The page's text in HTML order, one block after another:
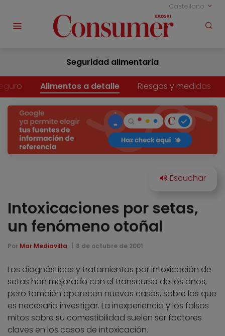
Castellano
Seguridad alimentaria
Alimentos a detalle Riesgos y medidas
Intoxicaciones por setas,
un fenómeno otoñal
Por Mar Mediavilla 8 de octubre de 2001
Los diagnósticos y tratamientos por intoxicación de
setas han mejorado con el transcurso de los años,
pero también aparecen nuevos casos, sobre los que
es necesario investigar. La inexperiencia y los falsos
mitos sobre su comestibilidad suelen ser factores
claves en los casos de intoxicación.